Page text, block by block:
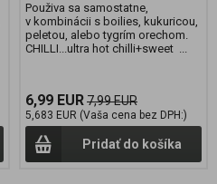
Použiva sa samostatne,
v kombinácii s boilies, kukuricou,
peletou, alebo tygrím orechom.
CHILLI...ultra hot chilli+sweet ...
6,99 EUR7,99 EUR
5,683 EUR (Vaša cena bez DPH:)
Pridať do košíka